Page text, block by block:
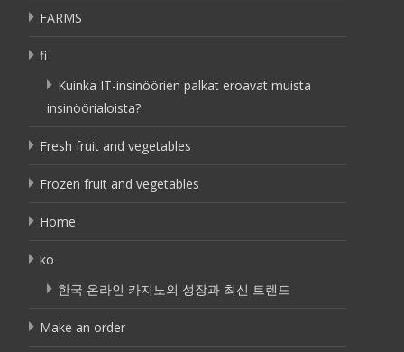
FARMS
fi
Kuinka IT-insinöörien palkat eroavat muista
insinöörialoista?
Fresh fruit and vegetables
Frozen fruit and vegetables
Home
ko
한국 온라인 카지노의 성장과 최신 트렌드
Make an order